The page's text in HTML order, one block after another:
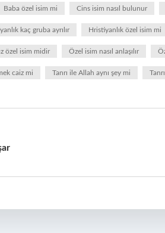
Baba özel isim mi Cins isim nasıl bulunur
kaç gruba ayrılır Hristiyanlık özel isim mi
özel isim midir Özel isim nasıl anlaşılır
caiz mi Tanrı ile Allah aynı şey mi